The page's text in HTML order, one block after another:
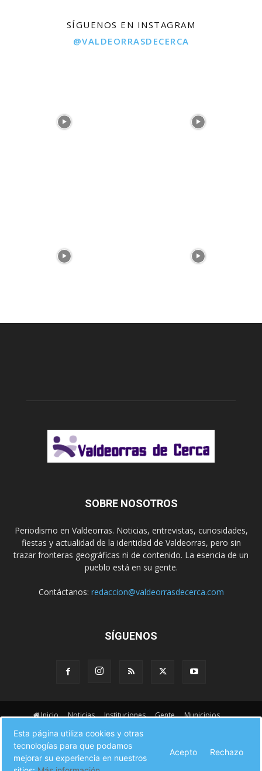
SÍGUENOS EN INSTAGRAM
@VALDEORRASDECERCA
SOBRE NOSOTROS
Periodismo en Valdeorras. Noticias, entrevistas, curiosidades,
fiestas y actualidad de la identidad de Valdeorras, pero sin
trazar fronteras geográficas ni de contenido. La esencia de un
pueblo está en su gente.
Contáctanos: redaccion@valdeorrasdecerca.com
SÍGUENOS
Inicio Noticias Instituciones Gente
Municipios
Turismo en Valdeorras
CAMINO DE INVIERNO
Sucesos
Esta página utiliza cookies y otras
tecnologías para que podamos
mejorar su experiencia en nuestros
Acepto Rechazo